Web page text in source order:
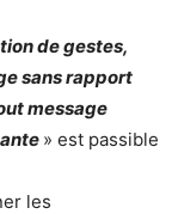
de gestes,
sans rapport
message
» est passible
les